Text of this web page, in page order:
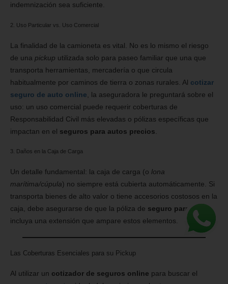
indemnización sea suficiente.
2. Uso Particular vs. Uso Comercial
La finalidad de la camioneta es vital. No es lo mismo el riesgo
de una pickup utilizada solo para paseo familiar que una que
transporta herramientas, mercadería o que circula
habitualmente por caminos de tierra o zonas rurales. Al cotizar
seguro de auto online , la aseguradora le preguntará sobre el
uso: un uso comercial puede requerir coberturas de
Responsabilidad Civil más elevadas o pólizas específicas que
impactan en el seguros para autos precios
3. Daños en la Caja de Carga
Un detalle fundamental: la caja de carga (o lona
marítima/cúpula) no siempre está cubierta automáticamente. Si
transporta bienes de alto valor o tiene accesorios costosos en la
caja, debe asegurarse de que la póliza de seguro para autos
incluya una extensión que ampare estos elementos.
Las Coberturas Esenciales para su Pickup
Al utilizar un cotizador de seguros online para buscar el